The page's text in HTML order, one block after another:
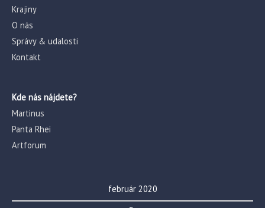
Krajiny
O nás
Správy & udalosti
Kontakt
Kde nás nájdete?
Martinus
Panta Rhei
Artforum
február 2020